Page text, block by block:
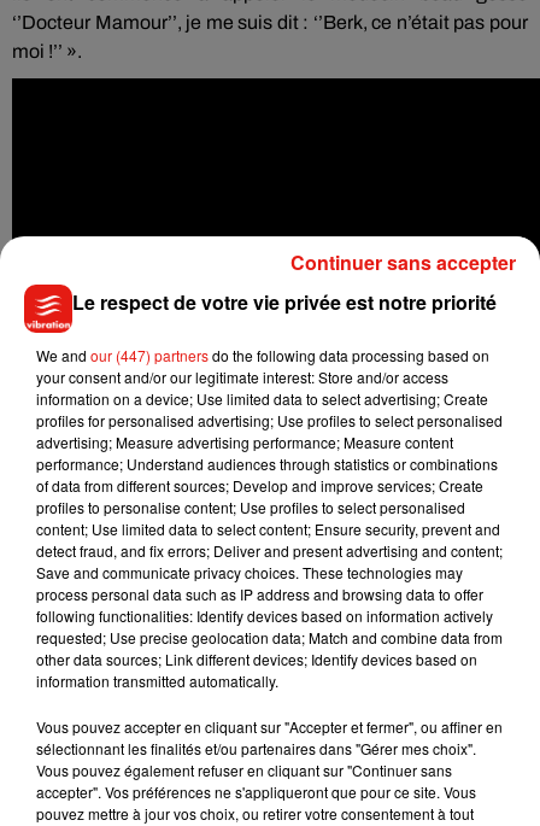
‘’Docteur Mamour’’, je me suis dit : ‘’Berk, ce n’était pas pour
moi !’’ ».
Musique
Benny Blanco invite Selena Gomez et
Becky G sur son nouveau single
Tiny Desk invite Charlie Puth pour une
Le respect de votre vie privée est notre priorité
We and our (447) partnersdo the following data processing based on
your consent and/or our legitimate interest: Store and/or access
information on a device; Use limited data to select advertising; Create
profiles for personalised advertising; Use profiles to select personalised
advertising; Measure advertising performance; Measure content
performance; Understand audiences through statistics or combinations
of data from different sources; Develop and improve services; Create
profiles to personalise content; Use profiles to select personalised
content; Use limited data to select content; Ensure security, prevent and
detect fraud, and fix errors; Deliver and present advertising and content;
Save and communicate privacy choices. These technologies may
process personal data such as IP address and browsing data to offer
following functionalities: Identify devices based on information actively
requested; Use precise geolocation data; Match and combine data from
other data sources; Link different devices; Identify devices based on
information transmitted automatically.
Vous pouvez accepter en cliquant sur "Accepter et fermer", ou affiner en
sélectionnant les finalités et/ou partenaires dans "Gérer mes choix".
Vous pouvez également refuser en cliquant sur "Continuer sans
accepter". Vos préférences ne s'appliqueront que pour ce site. Vous
pouvez mettre à jour vos choix, ou retirer votre consentement à tout
Continuer sans accepter